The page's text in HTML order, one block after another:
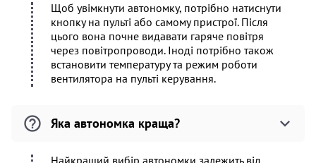
Щоб увімкнути автономку, потрібно натиснути
кнопку на пульті або самому пристрої. Після
цього вона почне видавати гаряче повітря
через повітропроводи. Іноді потрібно також
встановити температуру та режим роботи
вентилятора на пульті керування.
Яка автономка краща?
Найкращий вибір автономки залежить від